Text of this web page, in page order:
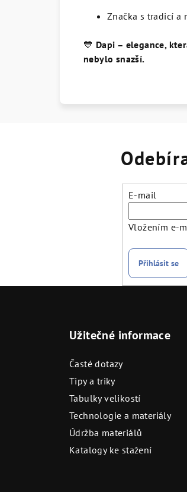
Značka s tradicí a
💙 Dapi – elegance,
nebylo snazší.
E-mail
Vložením e-
Přihlásit se
Užitečné informace
Časté dotazy
Tipy a triky
Tabulky velikostí
Technologie a materiály
Údržba materiálů
Katalogy ke stažení